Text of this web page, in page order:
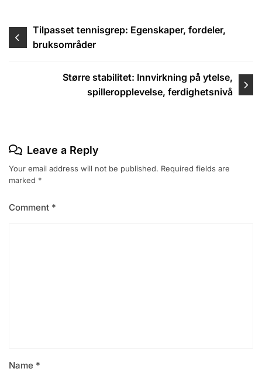
Post
navigation
Tilpasset tennisgrep: Egenskaper, fordeler,
bruksområder
Større stabilitet: Innvirkning på ytelse,
spilleropplevelse, ferdighetsnivå
Leave a Reply
Your email address will not be published. Required fields are
marked *
Comment *
Name *